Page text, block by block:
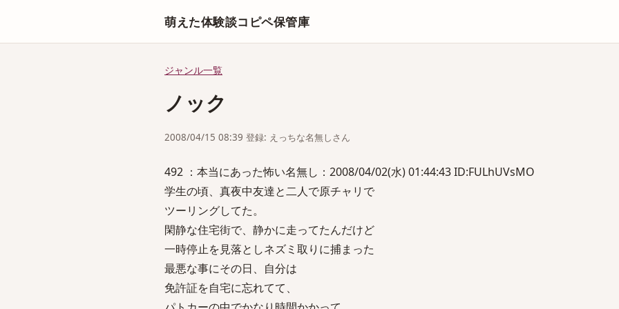
萌えた体験談コピペ保管庫
ジャンル一覧
ノック
2008/04/15 08:39 登録: えっちな名無しさん
492 ：本当にあった怖い名無し：2008/04/02(水) 01:44:43 ID:FULhUVsMO
学生の頃、真夜中友達と二人で原チャリで
ツーリングしてた。
閑静な住宅街で、静かに走ってたんだけど
一時停止を見落としネズミ取りに捕まった
最悪な事にその日、自分は
免許証を自宅に忘れてて、